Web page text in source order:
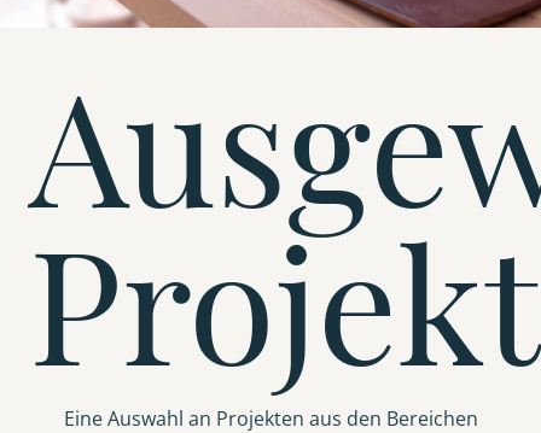
Eine Auswahl an Projekten aus den Bereichen